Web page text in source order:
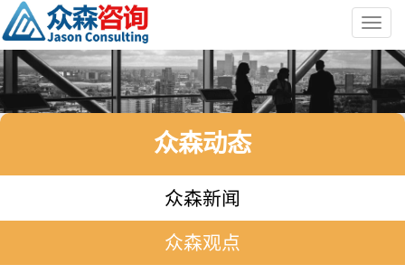
众森动态
众森新闻
众森观点